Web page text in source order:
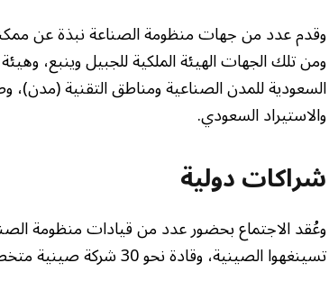
وقدم عدد من جهات منظومة الصناعة نبذة عن
ومن تلك الجهات الهيئة الملكية للجبيل وينبع،
السعودية للمدن الصناعية ومناطق التقنية
والاستيراد السعودي.
شراكات دولية
وعُقد الاجتماع بحضور عدد من قيادات منظومة
تسينغهوا الصينية، وقادة نحو 30 شركة صينية متخصصة في الصناعة والتقنية.